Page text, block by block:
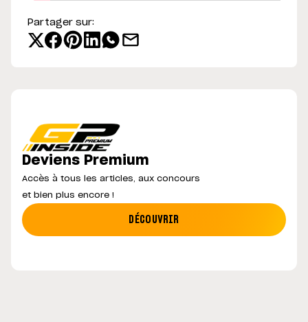
Partager sur:
Deviens Premium
Accès à tous les articles, aux concours
et bien plus encore !
DÉCOUVRIR